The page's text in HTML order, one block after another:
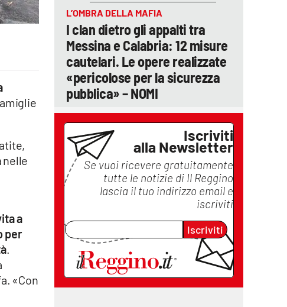
nelle
a
per
.
«Con
L’OMBRA DELLA MAFIA
I clan dietro gli appalti tra
Messina e Calabria: 12 misure
cautelari. Le opere realizzate
«pericolose per la sicurezza
pubblica» – NOMI
Iscriviti
alla Newsletter
Se vuoi ricevere gratuitamente
tutte le notizie di Il Reggino
lascia il tuo indirizzo email e
iscriviti
Iscriviti